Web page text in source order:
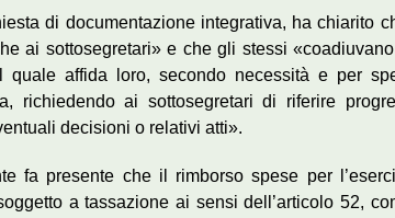
di documentazione integrativa, ha chiarito
ai sottosegretari» e che gli stessi
affida loro, secondo necessità e per
richiedendo ai sottosegretari di riferire
decisioni o relativi atti».
fa presente che il rimborso spese per
a tassazione ai sensi dell’articolo 52,